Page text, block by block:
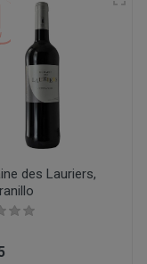
des Lauriers,